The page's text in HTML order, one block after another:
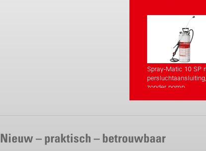
Spray-Matic 10 SP
persluchtaansluiting,
zonder pomp
Nieuw – praktisch – betrouwbaar